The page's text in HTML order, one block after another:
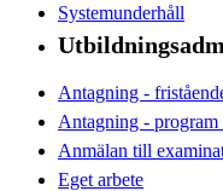
Systemunderhåll
Antagning -
Antagning -
Anmälan till
Eget arbete